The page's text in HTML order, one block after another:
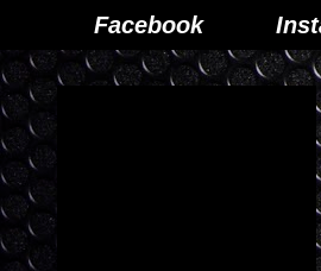
Facebook